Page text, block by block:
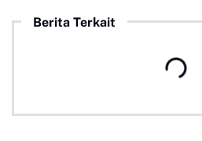
Berita Terkait